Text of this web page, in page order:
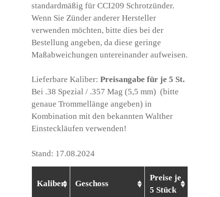
standardmäßig für CCI209 Schrotzünder.
Wenn Sie Zünder anderer Hersteller
verwenden möchten, bitte dies bei der
Bestellung angeben, da diese geringe
Maßabweichungen untereinander aufweisen.
Lieferbare Kaliber:Preisangabe für je 5 St.
Bei .38 Spezial / .357 Mag (5,5 mm) (bitte
genaue Trommellänge angeben) in
Kombination mit den bekannten Walther
Einsteckläufen verwenden!
Stand: 17.08.2024
Kaliber Geschoss
Preise je
5 Stück